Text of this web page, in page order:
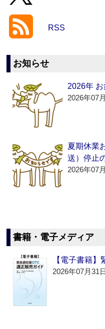
RSS
お知らせ
2026年
2026年07
夏期休業
送）停止
2026年07
書籍・電子メディア
【電子書籍
2026年07月31